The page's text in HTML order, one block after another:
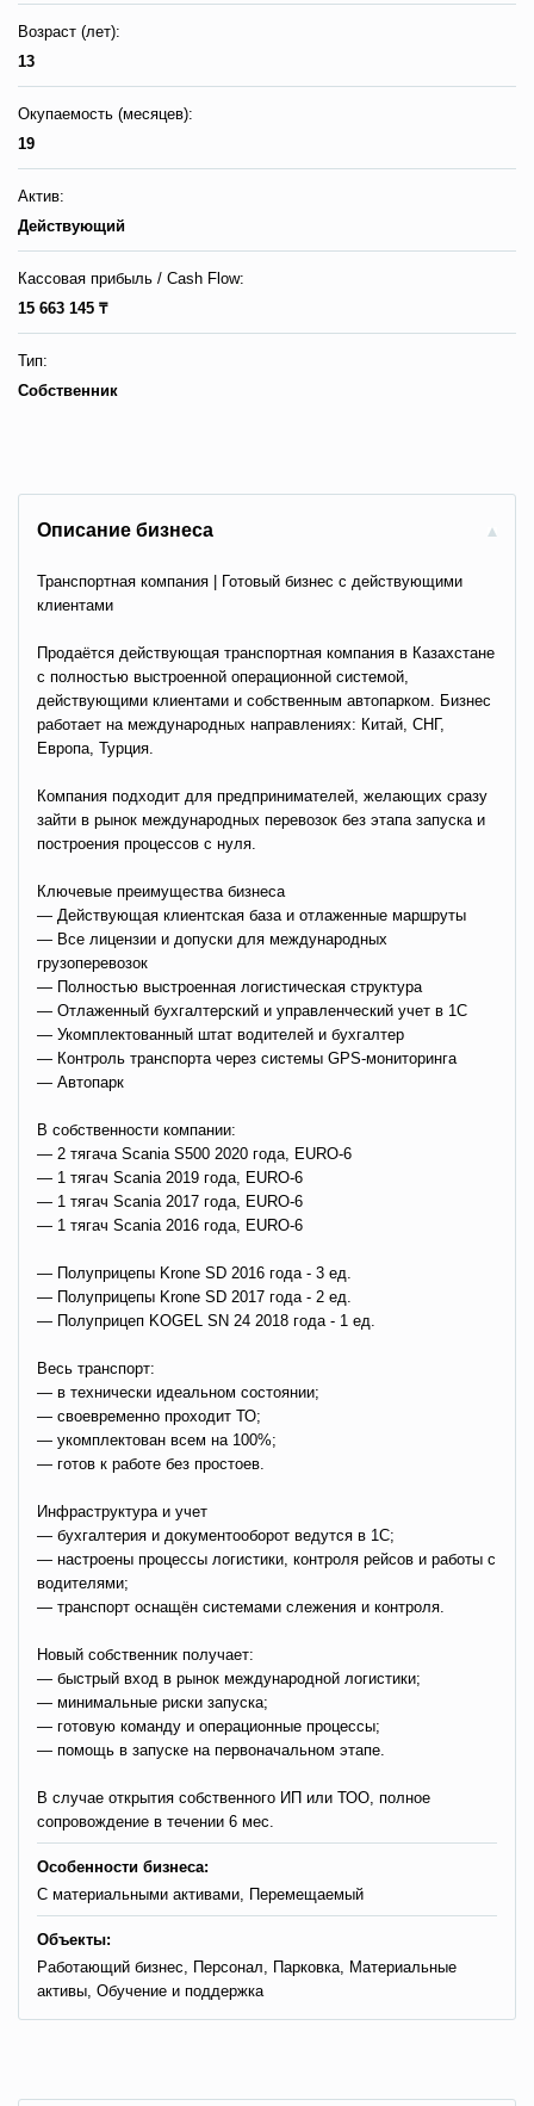
Возраст (лет):
13
Окупаемость (месяцев):
19
Актив:
Действующий
Кассовая прибыль / Сash Flow:
15 663 145 ₸
Тип:
Собственник
Описание бизнеса
Транспортная компания | Готовый бизнес с действующими
клиентами
Продаётся действующая транспортная компания в Казахстане
с полностью выстроенной операционной системой,
действующими клиентами и собственным автопарком. Бизнес
работает на международных направлениях: Китай, СНГ,
Европа, Турция.
Компания подходит для предпринимателей, желающих сразу
зайти в рынок международных перевозок без этапа запуска и
построения процессов с нуля.
Ключевые преимущества бизнеса
— Действующая клиентская база и отлаженные маршруты
— Все лицензии и допуски для международных
грузоперевозок
— Полностью выстроенная логистическая структура
— Отлаженный бухгалтерский и управленческий учет в 1С
— Укомплектованный штат водителей и бухгалтер
— Контроль транспорта через системы GPS-мониторинга
— Автопарк
В собственности компании:
— 2 тягача Scania S500 2020 года, EURO-6
— 1 тягач Scania 2019 года, EURO-6
— 1 тягач Scania 2017 года, EURO-6
— 1 тягач Scania 2016 года, EURO-6
— Полуприцепы Krone SD 2016 года - 3 ед.
— Полуприцепы Krone SD 2017 года - 2 ед.
— Полуприцеп KOGEL SN 24 2018 года - 1 ед.
Весь транспорт:
— в технически идеальном состоянии;
— своевременно проходит ТО;
— укомплектован всем на 100%;
— готов к работе без простоев.
Инфраструктура и учет
— бухгалтерия и документооборот ведутся в 1С;
— настроены процессы логистики, контроля рейсов и работы с
водителями;
— транспорт оснащён системами слежения и контроля.
Новый собственник получает:
— быстрый вход в рынок международной логистики;
— минимальные риски запуска;
— готовую команду и операционные процессы;
— помощь в запуске на первоначальном этапе.
В случае открытия собственного ИП или ТОО, полное
сопровождение в течении 6 мес.
Особенности бизнеса:
С материальными активами, Перемещаемый
Объекты:
Работающий бизнес, Персонал, Парковка, Материальные
активы, Обучение и поддержка